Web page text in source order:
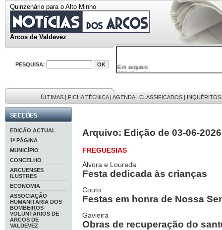
Quinzenário para o Alto Minho
Arcos de Valdevez
PESQUISA: Em arquivo
32646 notícias
9886 mensagens
201 registos
ÚLTIMAS | FICHA TÉCNICA| AGENDA| CLASSIFICADOS | INQUÉRITOS
EDIÇÃO ACTUAL
1ª PÁGINA
MUNICÍPIO
CONCELHO
ARCUENSES
ILUSTRES
ECONOMIA
ASSOCIAÇÃO
HUMANITÁRIA DOS
BOMBEIROS
VOLUNTÁRIOS DE
ARCOS DE
VALDEVEZ
Arquivo: Edição de 03-06-2026
FREGUESIAS
Álvora e Loureda
Festa dedicada às crianças
Couto
Festas em honra de Nossa
Gavieira
Obras de recuperação do